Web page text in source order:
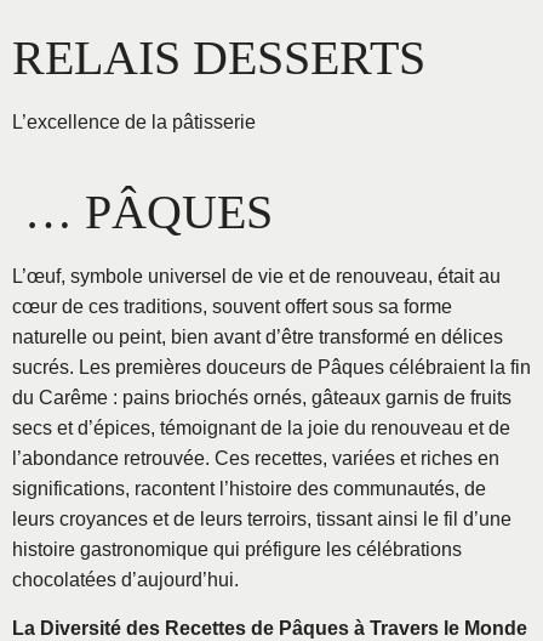
au
contenu
RELAIS DESSERTS
L’excellence de la pâtisserie
… PÂQUES
L’œuf, symbole universel de vie et de renouveau, était au
cœur de ces traditions, souvent offert sous sa forme
naturelle ou peint, bien avant d’être transformé en délices
sucrés. Les premières douceurs de Pâques célébraient la fin
du Carême : pains briochés ornés, gâteaux garnis de fruits
secs et d’épices, témoignant de la joie du renouveau et de
l’abondance retrouvée. Ces recettes, variées et riches en
significations, racontent l’histoire des communautés, de
leurs croyances et de leurs terroirs, tissant ainsi le fil d’une
histoire gastronomique qui préfigure les célébrations
chocolatées d’aujourd’hui.
La Diversité des Recettes de Pâques à Travers le Monde